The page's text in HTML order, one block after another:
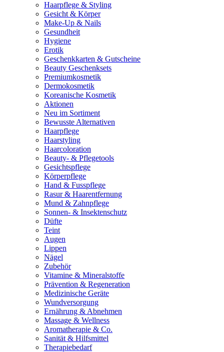
Haarpflege & Styling
Gesicht & Körper
Make-Up & Nails
Gesundheit
Hygiene
Erotik
Geschenkkarten & Gutscheine
Beauty Geschenksets
Premiumkosmetik
Dermokosmetik
Koreanische Kosmetik
Aktionen
Neu im Sortiment
Bewusste Alternativen
Haarpflege
Haarstyling
Haarcoloration
Beauty- & Pflegetools
Gesichtspflege
Körperpflege
Hand & Fusspflege
Rasur & Haarentfernung
Mund & Zahnpflege
Sonnen- & Insektenschutz
Düfte
Teint
Augen
Lippen
Nägel
Zubehör
Vitamine & Mineralstoffe
Prävention & Regeneration
Medizinische Geräte
Wundversorgung
Ernährung & Abnehmen
Massage & Wellness
Aromatherapie & Co.
Sanität & Hilfsmittel
Therapiebedarf